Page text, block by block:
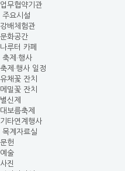
업무협약기관
주요시설
강배체험관
문화공간
나루터 카페
축제·행사
축제·행사 일정
유채꽃 잔치
메밀꽃 잔치
별신제
대보름축제
기타연계행사
목계자료실
문헌
예술
사진